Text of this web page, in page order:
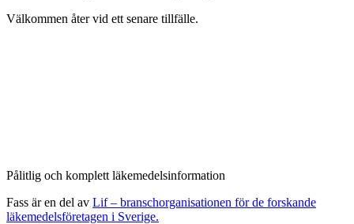
Välkommen åter vid ett senare tillfälle.
Pålitlig och komplett läkemedelsinformation
Fass är en del av Lif – branschorganisationen för de forskande
läkemedelsföretagen i Sverige.